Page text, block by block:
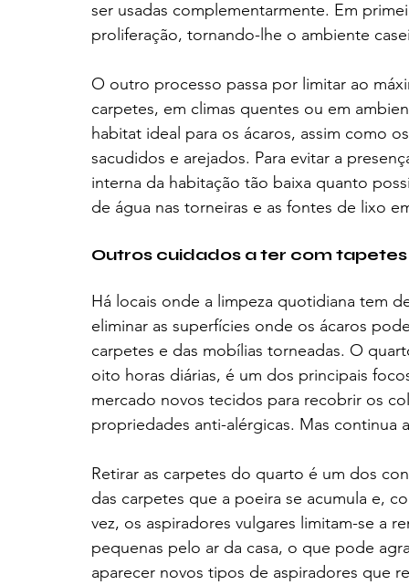
ser usadas complementarmente. Em
proliferação, tornando-lhe o ambiente
O outro processo passa por limitar ao
carpetes, em climas quentes ou em
habitat ideal para os ácaros, assim como
sacudidos e arejados. Para evitar a
interna da habitação tão baixa quanto
de água nas torneiras e as fontes de lixo
Outros cuidados a ter com
Há locais onde a limpeza quotidiana tem
eliminar as superfícies onde os ácaros
carpetes e das mobílias torneadas. O
oito horas diárias, é um dos principais
mercado novos tecidos para recobrir os
propriedades anti-alérgicas. Mas continua
Retirar as carpetes do quarto é um dos
das carpetes que a poeira se acumula e,
vez, os aspiradores vulgares limitam-se a
pequenas pelo ar da casa, o que pode
aparecer novos tipos de aspiradores que